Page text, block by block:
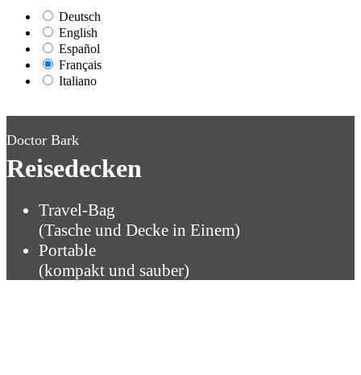
Deutsch
English
Español
Français
Italiano
Doctor Bark
Reisedecken
Travel-Bag
(Tasche und Decke in Einem)
Portable
(kompakt und sauber)